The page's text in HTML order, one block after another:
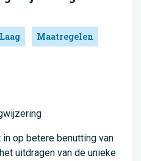
Laag Maatregelen
op betere benutting van
uitdragen van de unieke